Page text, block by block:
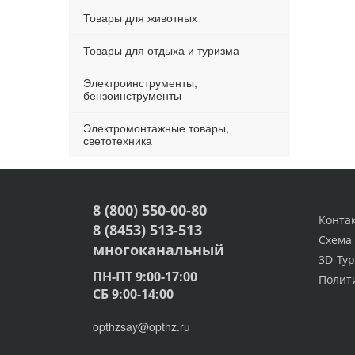
Товары для животных
Товары для отдыха и туризма
Электроинструменты,
бензоинструменты
Электромонтажные товары,
светотехника
Схема
3D-
8 (800) 550-00-80
8 (8453) 513-513
многоканальный
ПН-ПТ 9:00-17:00
СБ 9:00-14:00
opthzsay@opthz.ru